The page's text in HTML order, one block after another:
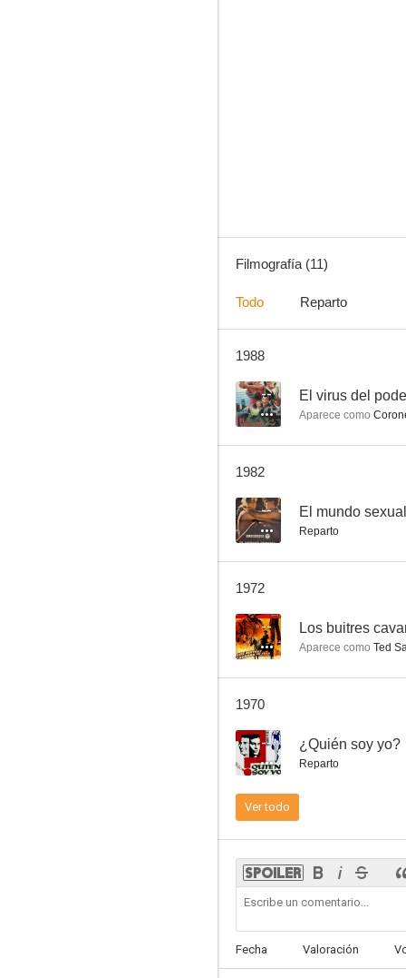
Las bellas del bosque
--
Filmografía (11)
Todo Reparto
1988
-- El virus del
Aparece como
1982
-- El mundo
Reparto
1972
-- Los buitres
Aparece como Ted
1970
-- ¿Quién soy yo?
Reparto
Ver todo
Fecha Valoración